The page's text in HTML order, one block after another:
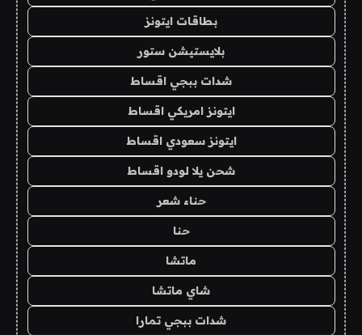
بطاقات ايتونز
بلايستيشن ستور
شدات ببجي اقساط
ايتونز امريكي اقساط
ايتونز سعودي اقساط
شحن يلا لودو اقساط
حناء شعر
حنا
ماتشا
شاي ماتشا
شدات ببجي تمارا